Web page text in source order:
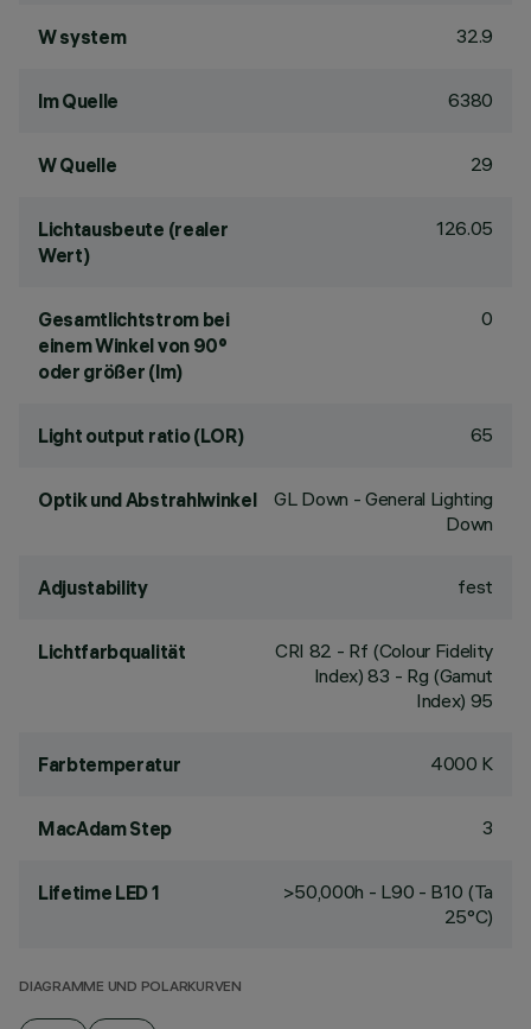
W system 32.9
lm Quelle 6380
W Quelle 29
Lichtausbeute (realer
Wert)
126.05
Gesamtlichtstrom bei
einem Winkel von 90°
oder größer (lm)
0
Light output ratio (LOR) 65
Optik und Abstrahlwinkel
GL Down - General Lighting
Down
Adjustability fest
Lichtfarbqualität CRI 82 - Rf (Colour Fidelity
Index) 83 - Rg (Gamut
Index) 95
Farbtemperatur 4000 K
MacAdam Step 3
Lifetime LED 1
>50,000h - L90 - B10 (Ta
25°C)
DIAGRAMME UND POLARKURVEN